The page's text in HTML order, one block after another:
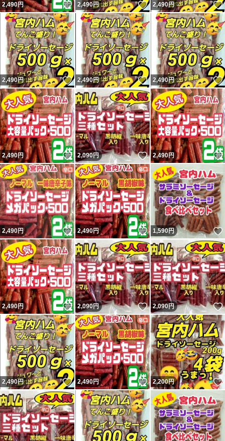
2,490円 いいね！
2,490円 いいね！
2,490円
2,490円 いいね！
2,490円 いいね！
2,490円
2,490円 いいね！
2,090円 いいね！
2,490円
2,490円 いいね！
2,490円 いいね！
1,590円
2,490円 いいね！
2,090円 いいね！
2,090円
2,490円 いいね！
2,490円 いいね！
2,200円